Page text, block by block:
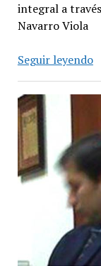
integral a
Navarro Viola
Seguir leyendo
al